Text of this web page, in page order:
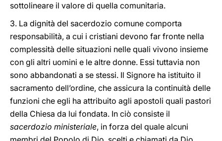
sottolineare il valore di quella comunitaria.
3. La dignità del sacerdozio comune comporta
responsabilità, a cui i cristiani devono far fronte nella
complessità delle situazioni nelle quali vivono insieme
con gli altri uomini e le altre donne. Essi tuttavia non
sono abbandonati a se stessi. Il Signore ha istituito il
sacramento dell’ordine, che assicura la continuità delle
funzioni che egli ha attribuito agli apostoli quali pastori
della Chiesa da lui fondata. In ciò consiste il
sacerdozio ministeriale, in forza del quale alcuni